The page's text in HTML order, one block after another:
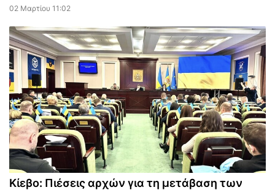
02 Μαρτίου 11:02
Κίεβο: Πιέσεις αρχών για τη μετάβαση των